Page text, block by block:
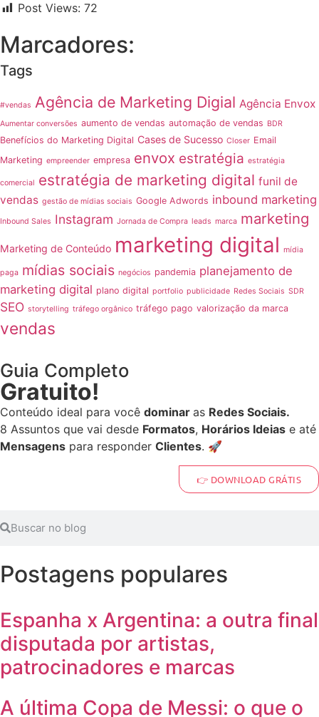
Post Views: 72
Marcadores:
Tags
#vendas Agência de Marketing Digial Agência Envox
Aumentar conversões aumento de vendas automação de vendas BDR
Benefícios do Marketing Digital Cases de Sucesso Closer Email
Marketing empreender empresa envox estratégia estratégia
comercial estratégia de marketing digital funil de
vendas gestão de mídias sociais Google Adwords inbound marketing
Inbound Sales Instagram Jornada de Compra leads marca marketing
Marketing de Conteúdo marketing digital mídia
paga mídias sociais negócios pandemia planejamento de
marketing digital plano digital portfolio publicidade Redes Sociais SDR
SEO storytelling tráfego orgânico tráfego pago valorização da marca
vendas
Guia Completo
Gratuito!
Conteúdo ideal para você dominar as Redes Sociais.
8 Assuntos que vai desde Formatos, Horários Ideias e até
Mensagens para responder Clientes. 🚀
👉 DOWNLOAD GRÁTIS
Postagens populares
Espanha x Argentina: a outra final
disputada por artistas,
patrocinadores e marcas
A última Copa de Messi: o que o